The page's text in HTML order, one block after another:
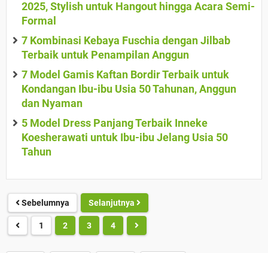
2025, Stylish untuk Hangout hingga Acara Semi-
Formal
7 Kombinasi Kebaya Fuschia dengan Jilbab
Terbaik untuk Penampilan Anggun
7 Model Gamis Kaftan Bordir Terbaik untuk
Kondangan Ibu-ibu Usia 50 Tahunan, Anggun
dan Nyaman
5 Model Dress Panjang Terbaik Inneke
Koesherawati untuk Ibu-ibu Jelang Usia 50
Tahun
Sebelumnya Selanjutnya
1 2 3 4